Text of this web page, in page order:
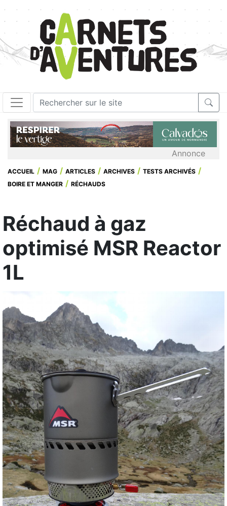
Annonce
ACCUEIL MAG ARTICLES ARCHIVES
TESTS ARCHIVÉS
BOIRE ET MANGER
RÉCHAUDS
Réchaud à gaz
optimisé MSR Reactor
1L